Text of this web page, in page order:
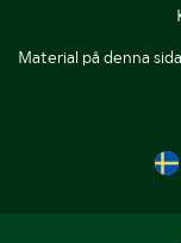
Material på denna